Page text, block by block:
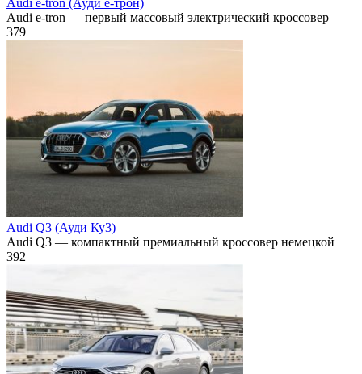
Audi e-tron (Ауди е-трон)
Audi e-tron — первый массовый электрический кроссовер
379
Audi Q3 (Ауди Ку3)
Audi Q3 — компактный премиальный кроссовер немецкой
392